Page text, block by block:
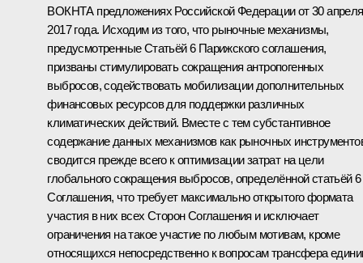
ВОКНТА предложениях Российской Федерации от 30 апреля
2017 года. Исходим из того, что рыночные механизмы,
предусмотренные Статьёй 6 Парижского соглашения,
призваны стимулировать сокращения антропогенных
выбросов, содействовать мобилизации дополнительных
финансовых ресурсов для поддержки различных
климатических действий. Вместе с тем субстантивное
содержание данных механизмов как рыночных
сводится прежде всего к оптимизации затрат на цели
глобального сокращения выбросов, определённой статьёй 6
Соглашения, что требует максимально открытого формата
участия в них всех Сторон Соглашения и исключает
ограничения на такое участие по любым мотивам, кроме
относящихся непосредственно к вопросам трансфера